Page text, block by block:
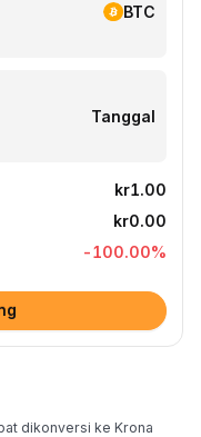
BTC
Tanggal
kr1.00
kr0.00
-100.00%
dikonversi ke Krona